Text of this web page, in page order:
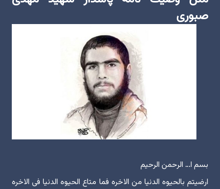
صبوری
بسم ا… الرحمن الرحیم
ارضیتم بالحیوه الدنیا من الاخره فما متاع الحیوه الدنیا فی الاخره